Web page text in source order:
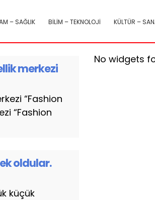
– SAĞLIK BİLİM – TEKNOLOJİ KÜLTÜR –
merkezi
“Fashion
“Fashion
oldular.
küçük
No widgets